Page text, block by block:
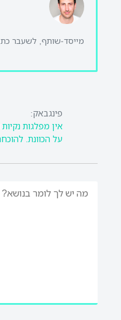
מייסד-שותף, לשעבר
פינגבאק:
אין מפלגות
על הכוונת.